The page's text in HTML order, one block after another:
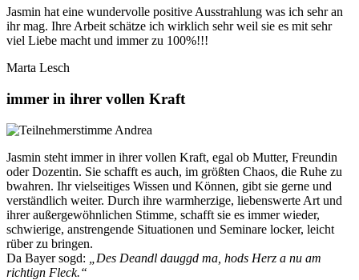
Jasmin hat eine wundervolle positive Ausstrahlung was ich sehr an
ihr mag. Ihre Arbeit schätze ich wirklich sehr weil sie es mit sehr
viel Liebe macht und immer zu 100%!!!
Marta Lesch
immer in ihrer vollen Kraft
Jasmin steht immer in ihrer vollen Kraft, egal ob Mutter, Freundin
oder Dozentin. Sie schafft es auch, im größten Chaos, die Ruhe zu
bwahren. Ihr vielseitiges Wissen und Können, gibt sie gerne und
verständlich weiter. Durch ihre warmherzige, liebenswerte Art und
ihrer außergewöhnlichen Stimme, schafft sie es immer wieder,
schwierige, anstrengende Situationen und Seminare locker, leicht
rüber zu bringen.
Da Bayer sogd:
„Des Deandl dauggd ma, hods Herz a nu am
richtign Fleck.“